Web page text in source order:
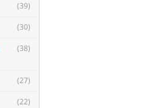
(39)
(30)
(38)
(27)
(22)